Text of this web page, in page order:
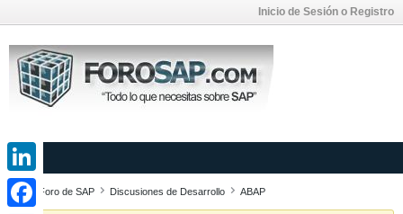
Inicio de Sesión o Registro
Foro de SAP Discusiones de Desarrollo ABAP
LinkedIn